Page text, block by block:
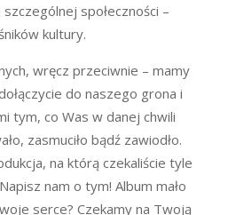
społeczności –
kultury.
wręcz przeciwnie – mamy
do naszego grona i
tym, co Was w danej chwili
zasmuciło bądź zawiodło.
na którą czekaliście tyle
nam o tym! Album mało
serce? Czekamy na Twoją